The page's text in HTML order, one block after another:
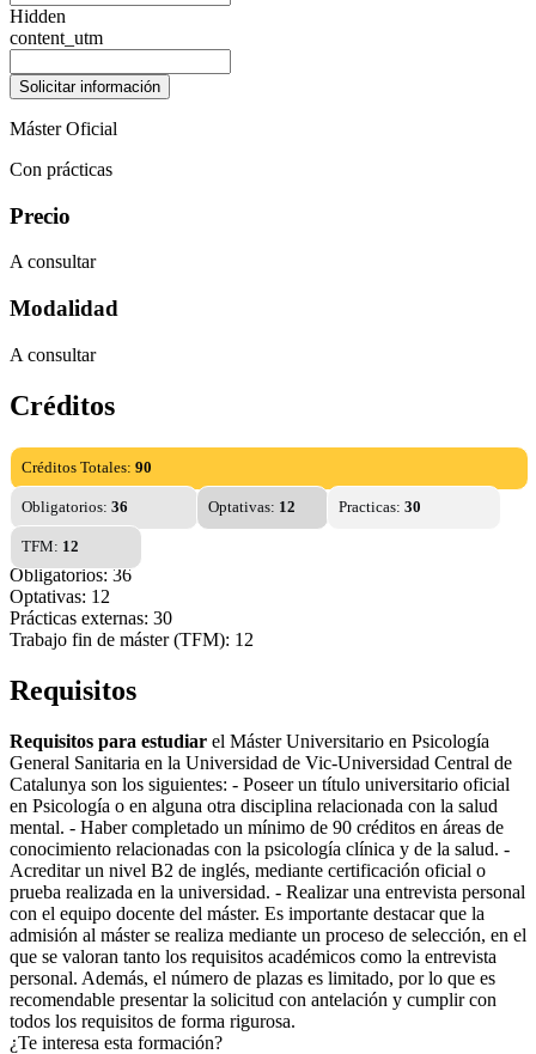
Hidden
content_utm
Máster Oficial
Con prácticas
Precio
A consultar
Modalidad
A consultar
Créditos
Créditos Totales: 90
Obligatorios: 36 Optativas: 12 Practicas: 30
TFM: 12
Obligatorios: 36
Optativas: 12
Prácticas externas: 30
Trabajo fin de máster (TFM): 12
Requisitos
Requisitos para estudiar el Máster Universitario en Psicología
General Sanitaria en la Universidad de Vic-Universidad Central de
Catalunya son los siguientes: - Poseer un título universitario oficial
en Psicología o en alguna otra disciplina relacionada con la salud
mental. - Haber completado un mínimo de 90 créditos en áreas de
conocimiento relacionadas con la psicología clínica y de la salud. -
Acreditar un nivel B2 de inglés, mediante certificación oficial o
prueba realizada en la universidad. - Realizar una entrevista personal
con el equipo docente del máster. Es importante destacar que la
admisión al máster se realiza mediante un proceso de selección, en el
que se valoran tanto los requisitos académicos como la entrevista
personal. Además, el número de plazas es limitado, por lo que es
recomendable presentar la solicitud con antelación y cumplir con
todos los requisitos de forma rigurosa.
¿Te interesa esta formación?